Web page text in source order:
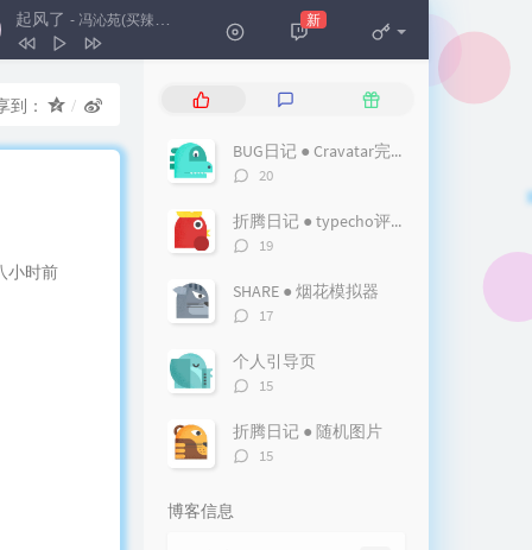
起风了 - 冯沁苑(买辣椒也用券)
可不可以 张紫豪
纸短情长 烟把儿
童话镇 暗杠
隔壁老樊
唐语鸣 / Wya乌鸦
林俊呈
任然
新
到：
小时前
热
章
评
随
文BUG日记 ● Cravatar完美解决Gravatar头像显示问题
评
数：
20
折腾日记 ● typecho评论区添加IP归属地显示
评
数：
19
SHARE ● 烟花模拟器
评
数：
17
个人引导页
评
数：
15
折腾日记 ● 随机图片
评
15
博客信息